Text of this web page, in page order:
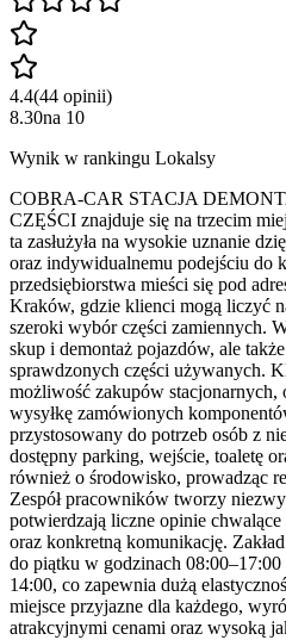
4.4(44 opinii)
8.30na 10
Wynik w rankingu Lokalsy
COBRA-CAR STACJA
CZĘŚCI znajduje się na trzecim
ta zasłużyła na wysokie uznanie
oraz indywidualnemu podejściu do
przedsiębiorstwa mieści się pod
Kraków, gdzie klienci mogą liczyć
szeroki wybór części zamiennych.
skup i demontaż pojazdów, ale
sprawdzonych części używanych.
możliwość zakupów stacjonarnych,
wysyłkę zamówionych
przystosowany do potrzeb osób z
dostępny parking, wejście, toaletę
również o środowisko, prowadząc
Zespół pracowników tworzy
potwierdzają liczne opinie chwalące
oraz konkretną komunikację.
do piątku w godzinach
14:00, co zapewnia dużą
miejsce przyjazne dla każdego,
atrakcyjnymi cenami oraz wysoką